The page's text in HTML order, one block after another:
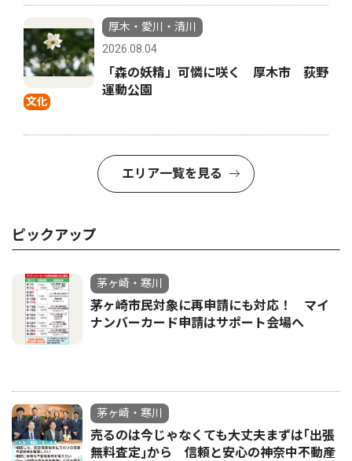
文化
厚木・愛川・清川
2026.08.04
「森の妖精」可憐に咲く 厚木市 荻野
運動公園
エリア一覧を見る
ピックアップ
茅ヶ崎・寒川
茅ヶ崎市民対象に再申請にも対応！ マイ
ナンバーカード申請はサポート会場へ
茅ヶ崎・寒川
売るのは今じゃなくても大丈夫まずは｢出張
無料査定｣から 信頼と安心の神奈中不動産